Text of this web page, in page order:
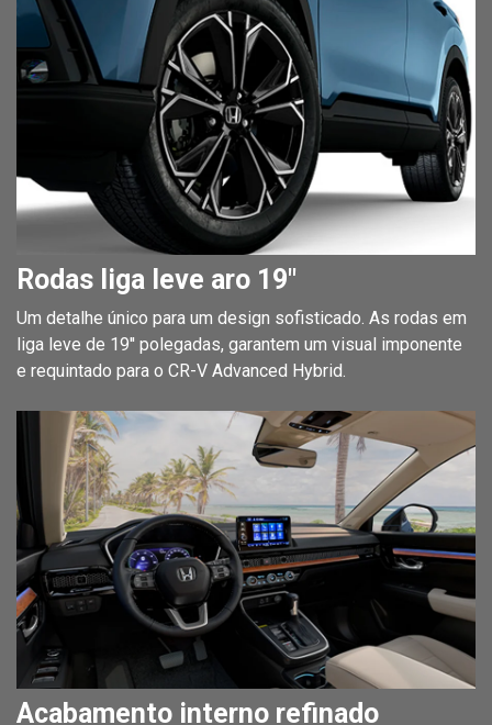
Rodas liga leve aro 19"
Um detalhe único para um design sofisticado. As rodas em
liga leve de 19'' polegadas, garantem um visual imponente
e requintado para o CR-V Advanced Hybrid.
Acabamento interno refinado